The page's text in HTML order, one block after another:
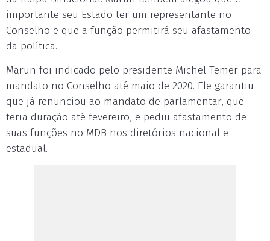
importante seu Estado ter um representante no
Conselho e que a função permitirá seu afastamento
da política.
Marun foi indicado pelo presidente Michel Temer para
mandato no Conselho até maio de 2020. Ele garantiu
que já renunciou ao mandato de parlamentar, que
teria duração até fevereiro, e pediu afastamento de
suas funções no MDB nos diretórios nacional e
estadual.